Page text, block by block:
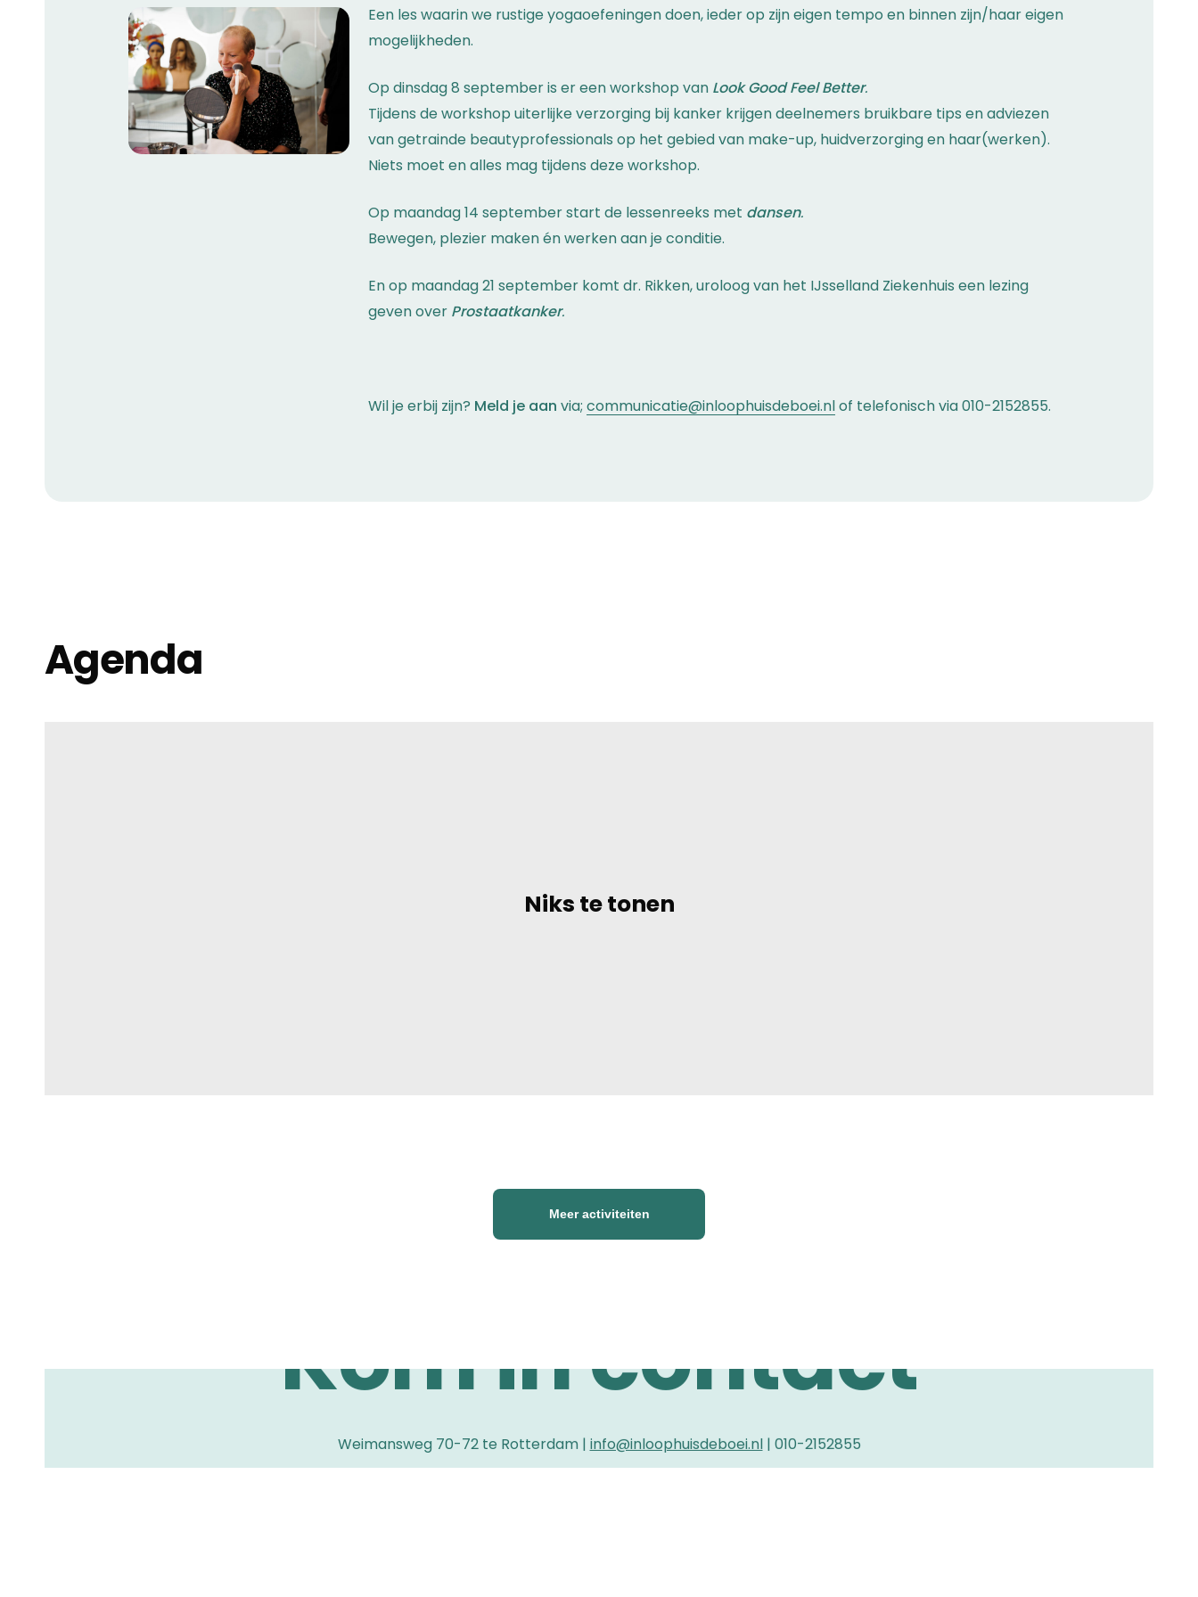
Een les waarin we rustige yogaoefeningen doen, ieder op zijn eigen tempo en binnen zijn/haar eigen
mogelijkheden.
Op dinsdag 8 september is er een workshop van Look Good Feel Better.
Tijdens de workshop uiterlijke verzorging bij kanker krijgen deelnemers bruikbare tips en adviezen
van getrainde beautyprofessionals op het gebied van make-up, huidverzorging en haar(werken).
Niets moet en alles mag tijdens deze workshop.
Op maandag 14 september start de lessenreeks met dansen.
Bewegen, plezier maken én werken aan je conditie.
En op maandag 21 september komt dr. Rikken, uroloog van het IJsselland Ziekenhuis een lezing
geven over Prostaatkanker.
Wil je erbij zijn? Meld je aan via;communicatie@inloophuisdeboei.nlof telefonisch via 010-2152855.
Agenda
Niks te tonen
Meer activiteiten
Kom in contact
Weimansweg 70-72 te Rotterdam | info@inloophuisdeboei.nl| 010-2152855